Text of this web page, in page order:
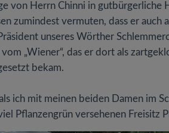
von Herrn Chinni in gutbürgerliche
zumindest vermuten, dass er auch
unseres Wörther
„Wiener“, das er dort als
bekam.
ich mit meinen beiden Damen im
Pflanzengrün versehenen Freisitz